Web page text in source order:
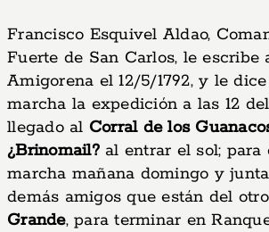
Francisco Esquivel Aldao,
Fuerte de San Carlos, le escribe
Amigorena el 12/5/1792, y le
marcha la expedición a las 12
llegado al Corral de los
¿Brinomail?al entrar el sol; para
marcha mañana domingo y
demás amigos que están del
Grande, para terminar en